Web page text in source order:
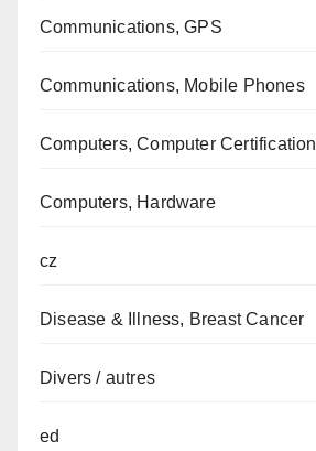
Communications, GPS
Communications, Mobile Phones
Computers, Computer Certification
Computers, Hardware
cz
Disease & Illness, Breast Cancer
Divers / autres
ed